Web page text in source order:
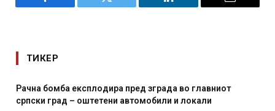
Facebook Twitter LinkedIn Email
ТИКЕР
зграда во главниот
и локали
И Данска се милитарилизира –
месечна воена